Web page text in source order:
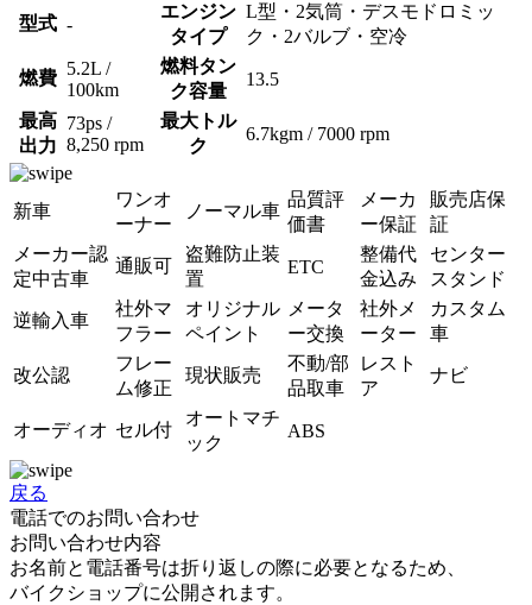
型式 -
エンジン
タイプ
L型・2気筒・デスモドロミッ
ク・2バルブ・空冷
燃費 5.2L /
100km
燃料タン
ク容量
13.5
最高
出力
73ps /
8,250 rpm
最大トル
ク
6.7kgm / 7000 rpm
新車
ワンオ
ーナー
ノーマル車
品質評
価書
メーカ
ー保証
販売店保
証
メーカー認
定中古車
通販可
盗難防止装
置
ETC
整備代
金込み
センター
スタンド
逆輸入車
社外マ
フラー
オリジナル
ペイント
メータ
ー交換
社外メ
ーター
カスタム
車
改公認
フレー
ム修正
現状販売
不動/部
品取車
レスト
ア
ナビ
オーディオ セル付
オートマチ
ック
ABS
戻る
電話でのお問い合わせ
お問い合わせ内容
お名前と電話番号は折り返しの際に必要となるため、
バイクショップに公開されます。